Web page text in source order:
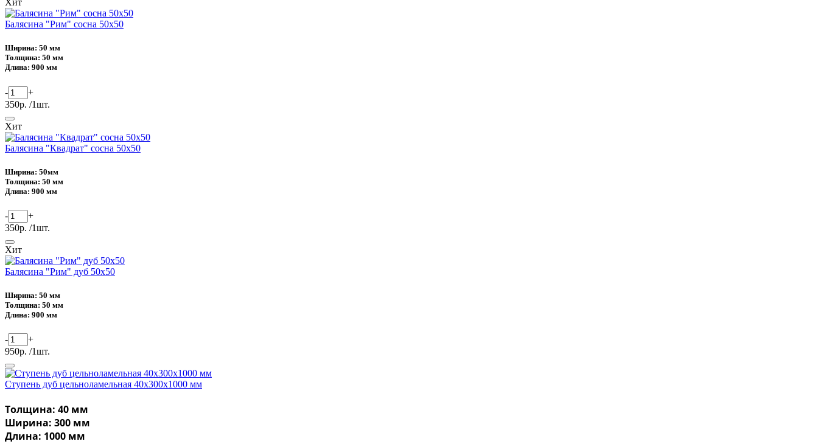
Хит
Балясина "Рим" сосна 50х50
Ширина: 50 мм
Толщина: 50 мм
Длина: 900 мм
-
+
350р. /1шт.
Хит
Балясина "Квадрат" сосна 50х50
Ширина: 50мм
Толщина: 50 мм
Длина: 900 мм
-
+
350р. /1шт.
Хит
Балясина "Рим" дуб 50х50
Ширина: 50 мм
Толщина: 50 мм
Длина: 900 мм
-
+
950р. /1шт.
Ступень дуб цельноламельная 40х300х1000 мм
Толщина: 40 мм
Ширина: 300 мм
Длина: 1000 мм